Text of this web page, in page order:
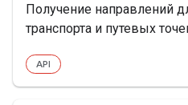
Получение направлений
транспорта и путевых
API